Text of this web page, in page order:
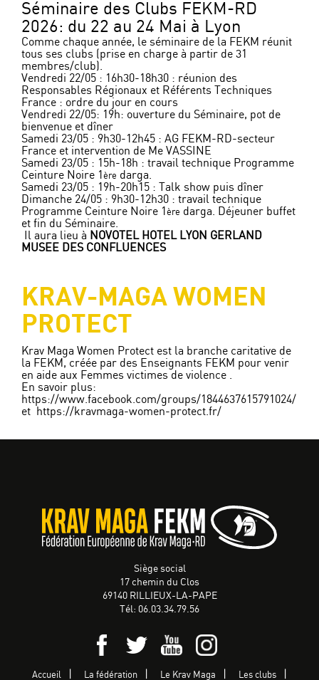
Séminaire des Clubs FEKM-RD
2026: du 22 au 24 Mai à Lyon
Comme chaque année, le séminaire de la FEKM réunit
tous ses clubs (prise en charge à partir de 31
membres/club).
Vendredi 22/05 : 16h30-18h30 : réunion des
Responsables Régionaux et Référents Techniques
France : ordre du jour en cours
Vendredi 22/05: 19h: ouverture du Séminaire, pot de
bienvenue et dîner
Samedi 23/05 : 9h30-12h45 : AG FEKM-RD-secteur
France et intervention de Me VASSINE
Samedi 23/05 : 15h-18h : travail technique Programme
Ceinture Noire 1 ère darga.
Samedi 23/05 : 19h-20h15 : Talk show puis dîner
Dimanche 24/05 : 9h30-12h30 : travail technique
Programme Ceinture Noire 1 ère darga. Déjeuner buffet
et fin du Séminaire.
Il aura lieu à NOVOTEL HOTEL LYON GERLAND
MUSEE DES CONFLUENCES
KRAV-MAGA WOMEN
PROTECT
Krav Maga Women Protect est la branche caritative de
la FEKM, créée par des Enseignants FEKM pour venir
en aide aux Femmes victimes de violence .
En savoir plus:
https://www.facebook.com/groups/1844637615791024/
et https://kravmaga-women-protect.fr/
Siège social
17 chemin du Clos
69140 RILLIEUX-LA-PAPE
Tél: 06.03.34.79.56
Accueil La fédération Le Krav Maga Les clubs